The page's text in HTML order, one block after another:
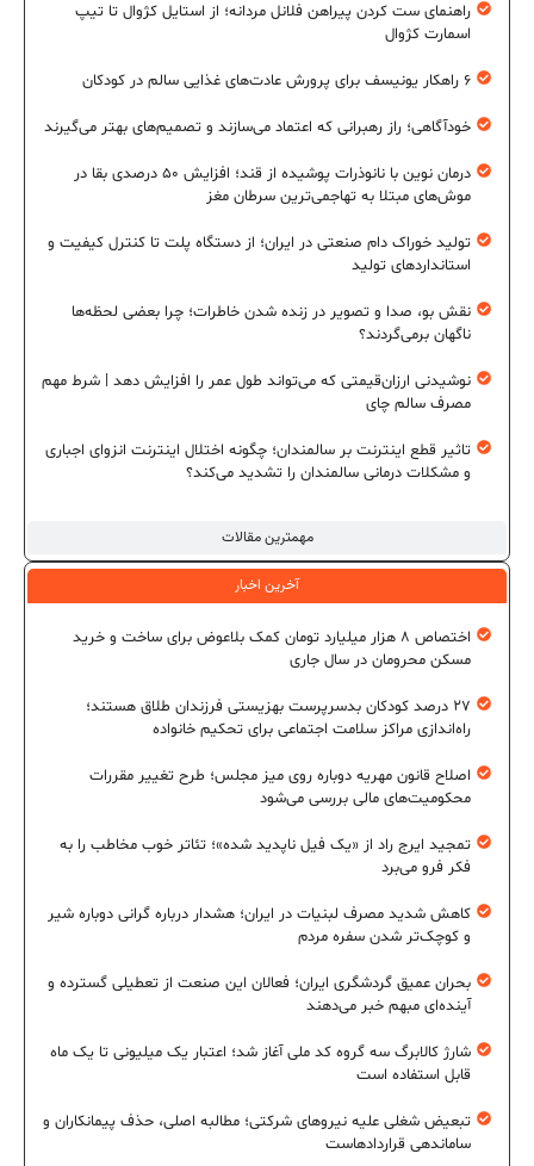
مهمترین مقالات
راهنمای ست کردن پیراهن فلانل مردانه؛ از استایل کژوال تا تیپ
اسمارت کژوال
۶ راهکار یونیسف برای پرورش عادت‌های غذایی سالم در کودکان
خودآگاهی؛ راز رهبرانی که اعتماد می‌سازند و تصمیم‌های بهتر می‌گیرند
درمان نوین با نانوذرات پوشیده از قند؛ افزایش ۵۰ درصدی بقا در
موش‌های مبتلا به تهاجمی‌ترین سرطان مغز
تولید خوراک دام صنعتی در ایران؛ از دستگاه پلت تا کنترل کیفیت و
استانداردهای تولید
نقش بو، صدا و تصویر در زنده شدن خاطرات؛ چرا بعضی لحظه‌ها
ناگهان برمی‌گردند؟
نوشیدنی ارزان‌قیمتی که می‌تواند طول عمر را افزایش دهد | شرط مهم
مصرف سالم چای
تاثیر قطع اینترنت بر سالمندان؛ چگونه اختلال اینترنت انزوای اجباری
و مشکلات درمانی سالمندان را تشدید می‌کند؟
آخرین اخبار
اختصاص ۸ هزار میلیارد تومان کمک بلاعوض برای ساخت و خرید
مسکن محرومان در سال جاری
۲۷ درصد کودکان بدسرپرست بهزیستی فرزندان طلاق هستند؛
راه‌اندازی مراکز سلامت اجتماعی برای تحکیم خانواده
اصلاح قانون مهریه دوباره روی میز مجلس؛ طرح تغییر مقررات
محکومیت‌های مالی بررسی می‌شود
تمجید ایرج راد از «یک فیل ناپدید شده»؛ تئاتر خوب مخاطب را به
فکر فرو می‌برد
کاهش شدید مصرف لبنیات در ایران؛ هشدار درباره گرانی دوباره شیر
و کوچک‌تر شدن سفره مردم
بحران عمیق گردشگری ایران؛ فعالان این صنعت از تعطیلی گسترده و
آینده‌ای مبهم خبر می‌دهند
شارژ کالابرگ سه گروه کد ملی آغاز شد؛ اعتبار یک میلیونی تا یک ماه
قابل استفاده است
تبعیض شغلی علیه نیروهای شرکتی؛ مطالبه اصلی، حذف پیمانکاران و
ساماندهی قراردادهاست